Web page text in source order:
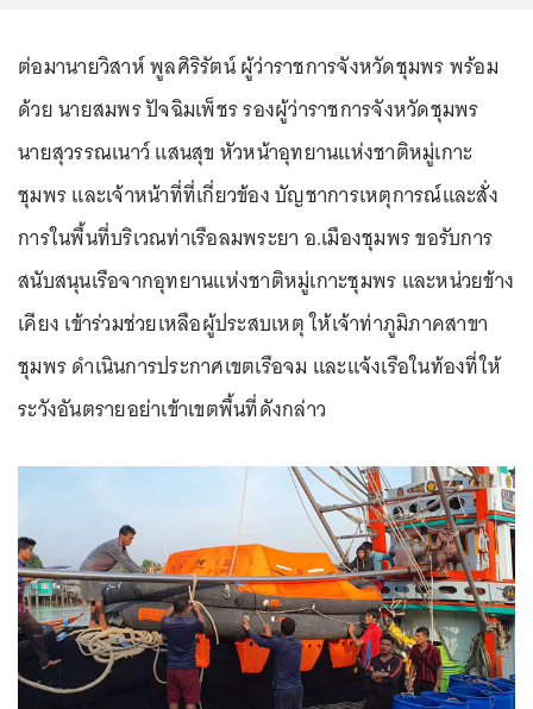
ต่อมานายวิสาห์ พูลศิริรัตน์ ผู้ว่าราชการจังหวัดชุมพร พร้อม
ด้วย นายสมพร ปัจฉิมเพ็ชร รองผู้ว่าราชการจังหวัดชุมพร
นายสุวรรณเนาว์ แสนสุข หัวหน้าอุทยานแห่งชาติหมู่เกาะ
ชุมพร และเจ้าหน้าที่ที่เกี่ยวข้อง บัญชาการเหตุการณ์และสั่ง
การในพื้นที่บริเวณท่าเรือลมพระยา อ.เมืองชุมพร ขอรับการ
สนับสนุนเรือจากอุทยานแห่งชาติหมู่เกาะชุมพร และหน่วยข้าง
เคียง เข้าร่วมช่วยเหลือผู้ประสบเหตุ ให้เจ้าท่าภูมิภาคสาขา
ชุมพร ดำเนินการประกาศเขตเรือจม และแจ้งเรือในท้องที่ให้
ระวังอันตรายอย่าเข้าเขตพื้นที่ดังกล่าว